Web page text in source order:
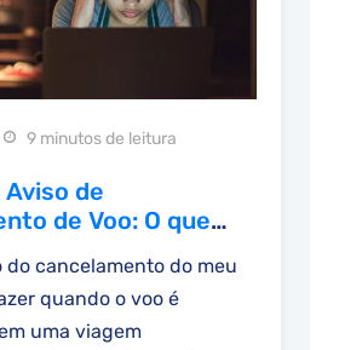
9 minutos de leitura
de
de Voo: O que
do cancelamento do meu
quando o voo é
uma viagem